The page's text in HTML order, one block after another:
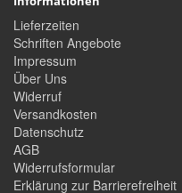
Lieferzeiten
Schriften Angebote
Impressum
Über Uns
Widerruf
Versandkosten
Datenschutz
AGB
Widerrufsformular
Erklärung zur Barrierefreiheit